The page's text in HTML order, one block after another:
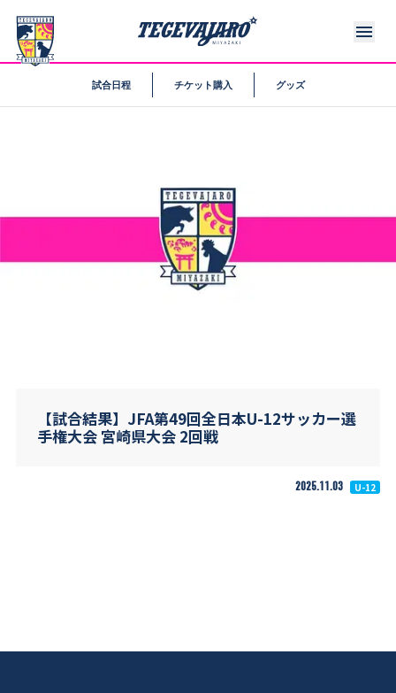
試合日程 チケット購入 グッズ
【試合結果】JFA第49回全日本U-12サッカー選
手権大会 宮崎県大会 2回戦
2025.11.03 U-12